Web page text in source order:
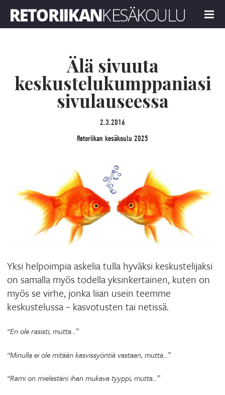
MENU
Älä sivuuta
keskustelukumppaniasi
sivulauseessa
2.3.2016
Retoriikan kesäkoulu 2025
Yksi helpoimpia askelia tulla hyväksi keskustelijaksi
on samalla myös todella yksinkertainen, kuten on
myös se virhe, jonka liian usein teemme
keskustelussa – kasvotusten tai netissä.
“En ole rasisti, mutta…”
“Minulla ei ole mitään kasvissyöntiä vastaan, mutta…”
“Rami on mielestäni ihan mukava tyyppi, mutta…”